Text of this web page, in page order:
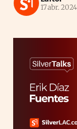
17 abr. 2024